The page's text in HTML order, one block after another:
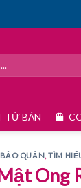
TỪ BẢN
QUẢN,TÌM
Ong